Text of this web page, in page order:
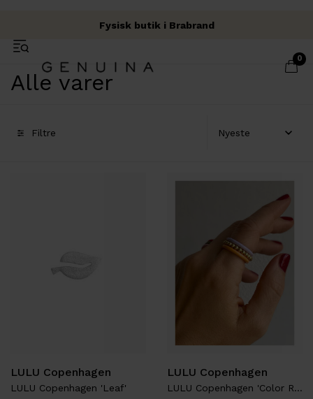
Fri fragt over 500 kr.
Fysisk butik i Brabrand
Garn & Håndværk
0
Alle varer
Filtre
LULU Copenhagen
LULU Copenhagen 'Leaf'
LULU Copenhagen
LULU Copenhagen 'Color Ring'